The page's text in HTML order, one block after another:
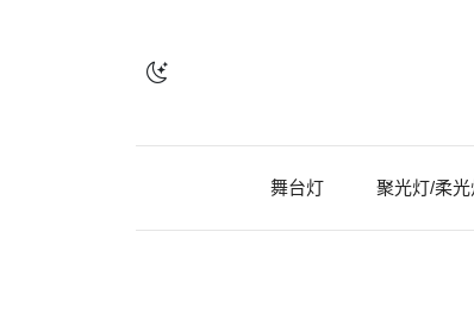
舞台灯 聚光灯/柔